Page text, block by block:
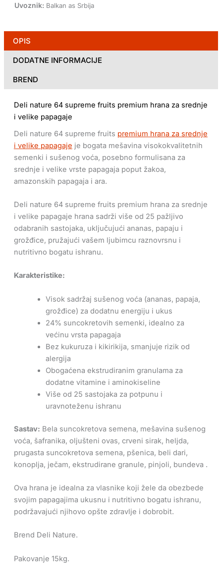
Uvoznik: Balkan as Srbija
OPIS
DODATNE INFORMACIJE
BREND
Deli nature 64 supreme fruits premium hrana za srednje
i velike papagaje
Deli nature 64 supreme fruits premium hrana za srednje
i velike papagaje je bogata mešavina visokokvalitetnih
semenki i sušenog voća, posebno formulisana za
srednje i velike vrste papagaja poput žakoa,
amazonskih papagaja i ara.
Deli nature 64 supreme fruits premium hrana za srednje
i velike papagaje hrana sadrži više od 25 pažljivo
odabranih sastojaka, uključujući ananas, papaju i
grožđice, pružajući vašem ljubimcu raznovrsnu i
nutritivno bogatu ishranu.​
Karakteristike:
Visok sadržaj sušenog voća (ananas, papaja,
grožđice) za dodatnu energiju i ukus
24% suncokretovih semenki, idealno za
većinu vrsta papagaja
Bez kukuruza i kikirikija, smanjuje rizik od
alergija
Obogaćena ekstrudiranim granulama za
dodatne vitamine i aminokiseline
Više od 25 sastojaka za potpunu i
uravnoteženu ishranu​
Sastav: Bela suncokretova semena, mešavina sušenog
voća, šafranika, oljušteni ovas, crveni sirak, heljda,
prugasta suncokretova semena, pšenica, beli dari,
konoplja, ječam, ekstrudirane granule, pinjoli, bundeva .​
Ova hrana je idealna za vlasnike koji žele da obezbede
svojim papagajima ukusnu i nutritivno bogatu ishranu,
podržavajući njihovo opšte zdravlje i dobrobit.
Brend Deli Nature.
Pakovanje 15kg.